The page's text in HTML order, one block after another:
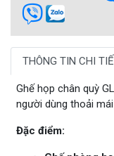
THÔNG TIN CHI
Ghế họp chân quỳ
người dùng thoải
Đặc điểm: